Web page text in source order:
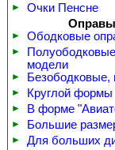
►
Очки Пенсне
► Ободковые
►
модели
► Безободковые,
► Круглой формы
► В форме
► Большие
► Для больших